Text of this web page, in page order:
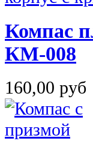
Компас
КМ-008
160,00 руб